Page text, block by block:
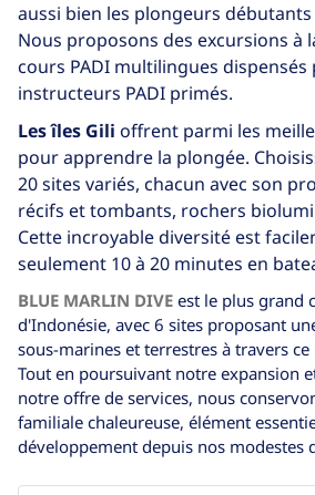
aussi bien les plongeurs
Nous proposons des excursions à
cours PADI multilingues dispensés
instructeurs PADI primés.
Les îles Gili offrent parmi les
pour apprendre la plongée.
20 sites variés, chacun avec son
récifs et tombants, rochers
Cette incroyable diversité est
seulement 10 à 20 minutes en
BLUE MARLIN DIVE est le plus grand
d'Indonésie, avec 6 sites proposant
sous-marines et terrestres à travers
Tout en poursuivant notre expansion
notre offre de services, nous
familiale chaleureuse, élément
développement depuis nos modestes